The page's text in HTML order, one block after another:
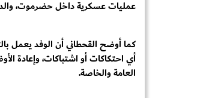
عمليات عسكرية داخل حضرموت،
كما أوضح القحطاني أن الوفد يعمل
أي احتكاكات أو اشتباكات، وإعادة
العامة والخاصة.